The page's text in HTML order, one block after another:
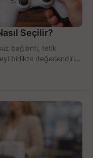
Seçilir?
bağlantı, tetik
birlikte değerlendirin;